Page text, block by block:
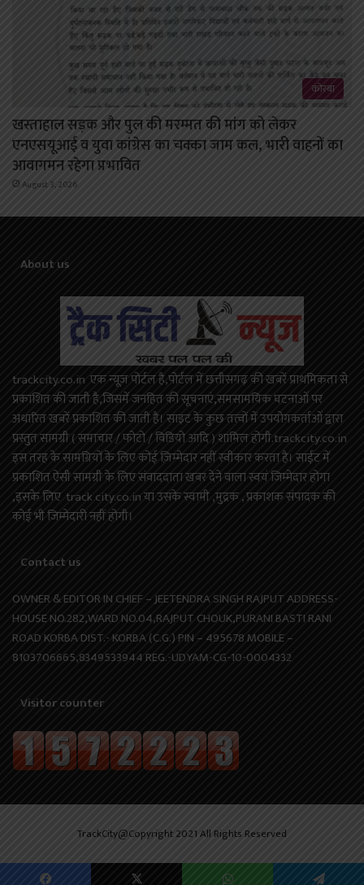
कोरबा
खस्ताहाल सड़क और पुल की मरम्मत की मांग को लेकर
एनएसयूआई व युवा कांग्रेस का चक्का जाम कल, भारी वाहनों का
आवागमन रहेगा प्रभावित
August 3, 2026
About us
trackcity.co.in एक न्यूज़ पोर्टल है,पोर्टल में छत्तीसगढ़ की खबरें प्राथमिकता से
प्रकाशित की जाती है,जिसमें जनहित की सूचनाएं,समसामयिक घटनाओं पर
अधारित खबरें प्रकाशित की जाती है। साइट के कुछ तत्वों में उपयोगकर्ताओं द्वारा
प्रस्तुत सामग्री ( समाचार / फोटो / विडियो आदि ) शामिल होगी.trackcity.co.in
इस तरह के सामग्रियों के लिए कोई ज़िम्मेदार नहीं स्वीकार करता है। साईट में
प्रकाशित ऐसी सामग्री के लिए संवाददाता खबर देने वाला स्वयं जिम्मेदार होगा
,इसके लिए track city.co.in या उसके स्वामी ,मुद्रक , प्रकाशक संपादक की
कोई भी जिम्मेदारी नहीं होगी।
Contact us
OWNER & EDITOR IN CHIEF – JEETENDRA SINGH RAJPUT ADDRESS-
HOUSE NO.282,WARD NO.04,RAJPUT CHOUK,PURANI BASTI RANI
ROAD KORBA DIST.- KORBA (C.G.) PIN – 495678 MOBILE –
8103706665,8349533944 REG.-UDYAM-CG-10-0004332
Visitor counter
TrackCity@Copyright 2021 All Rights Reserved